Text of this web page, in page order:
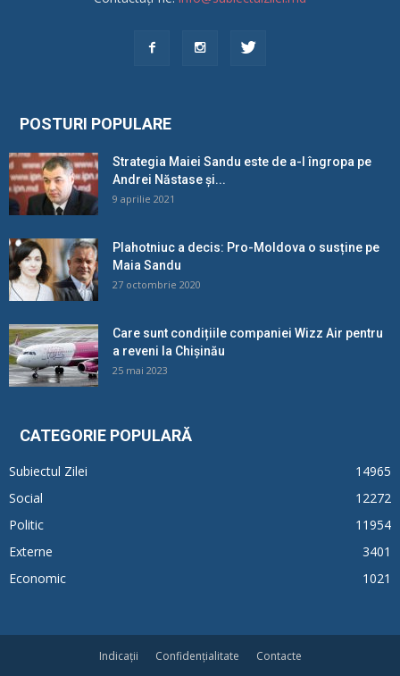
POSTURI POPULARE
Strategia Maiei Sandu este de a-l îngropa pe
Andrei Năstase și...
9 aprilie 2021
Plahotniuc a decis: Pro-Moldova o susține pe
Maia Sandu
27 octombrie 2020
Care sunt condițiile companiei Wizz Air pentru
a reveni la Chișinău
25 mai 2023
CATEGORIE POPULARĂ
Subiectul Zilei
14965
Social
12272
Politic
11954
Externe
3401
Economic
1021
Indicații Confidențialitate Contacte